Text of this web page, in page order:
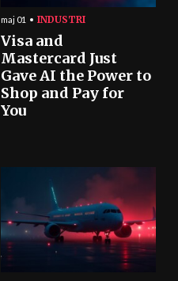
maj 01 INDUSTRI
Visa and
Mastercard Just
Gave AI the Power to
Shop and Pay for
You